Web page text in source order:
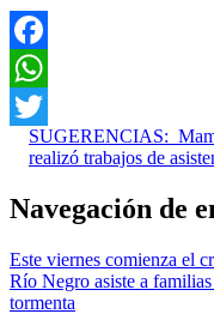
Facebook
WhatsApp
Twitter
SUGERENCIAS:
realizó trabajos de
Navegación de
Este viernes comienza el
Río Negro asiste a
tormenta